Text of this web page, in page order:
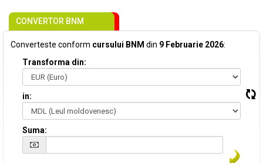
CONVERTOR BNM
Converteste conform cursului BNM din 9 Februarie 2026:
Transforma din:
in:
Suma: